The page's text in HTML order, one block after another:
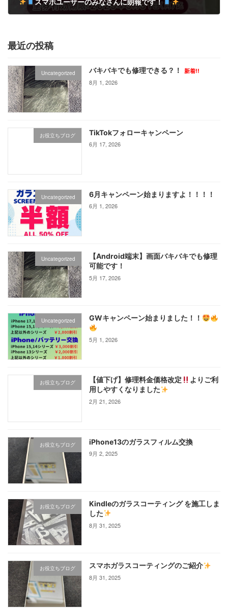
最近の投稿
Uncategorized バキバキでも修理できる？！ 新着!!
8月 1, 2026
お役立ちブログ TikTokフォローキャンペーン
6月 17, 2026
Uncategorized 6月キャンペーン始まりますよ！！！！
6月 1, 2026
Uncategorized
【Android端末】画面バキバキでも修理
可能です！
5月 17, 2026
Uncategorized GWキャンペーン始まりました！！
5月 1, 2026
お役立ちブログ 【値下げ】修理料金価格改定
よりご利
用しやすくなりました
2月 21, 2026
お役立ちブログ iPhone13のガラスフィルム交換
9月 2, 2025
お役立ちブログ
Kindleのガラスコーティング を施工しま
した
8月 31, 2025
お役立ちブログ スマホガラスコーティングのご紹介
8月 31, 2025